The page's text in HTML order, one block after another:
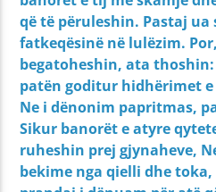
që të përuleshin. Pastaj
fatkeqësinë në lulëzim.
begatoheshin, ata
patën goditur hidhërimet e
Ne i dënonim papritmas,
Sikur banorët e atyre
ruheshin prej gjynaheve,
bekime nga qielli dhe